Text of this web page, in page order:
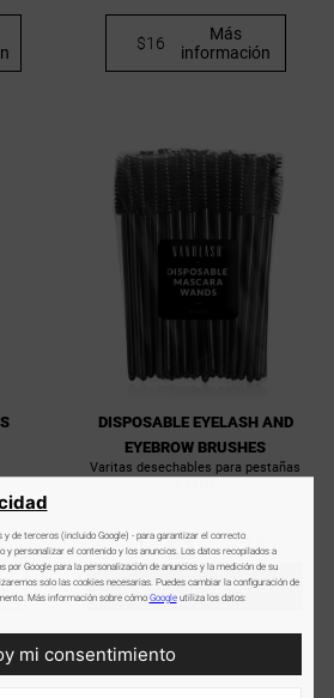
$16
Más
información
DISPOSABLE EYELASH AND
EYEBROW BRUSHES
Varitas desechables para pestañas
$2,5
- +
AÑADIR AL CARRITO
de terceros (incluido Google) - para garantizar el correcto
personalizar el contenido y los anuncios. Los datos recopilados a
por Google para la personalización de anuncios y la medición de su
solo las cookies necesarias. Puedes cambiar la configuración de
Más información sobre cómo Googleutiliza los datos:
mi consentimiento